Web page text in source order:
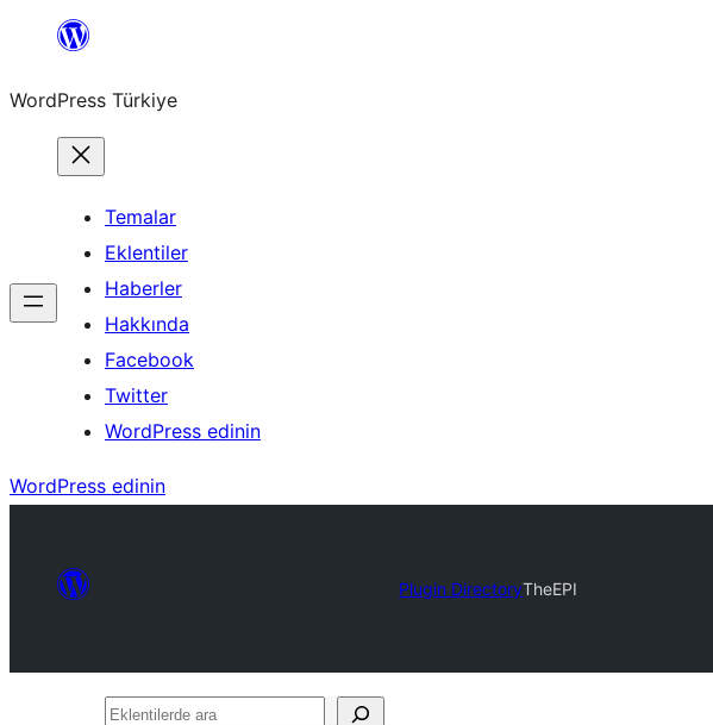
İçeriğe
WordPress Türkiye
Temalar
Eklentiler
Haberler
Hakkında
Facebook
Twitter
WordPress edinin
WordPress edinin
Plugin DirectoryTheEPI
Eklentilerde